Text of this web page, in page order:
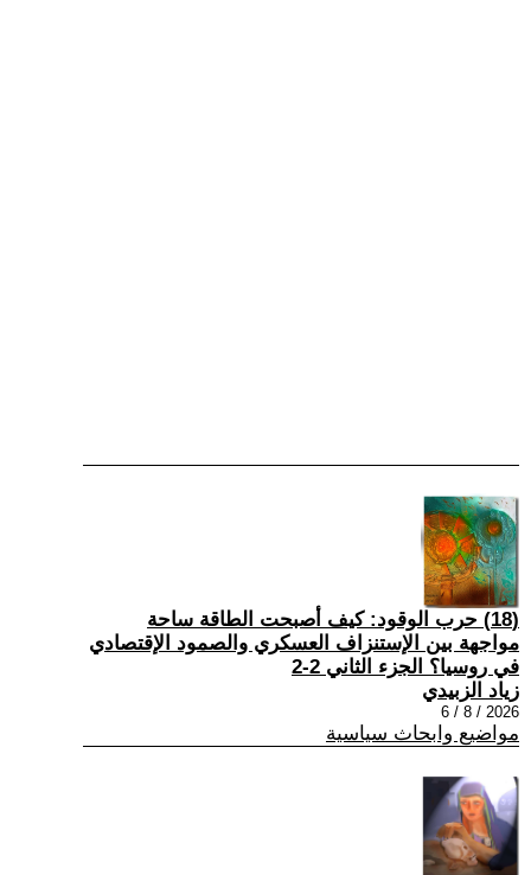
(18) حرب الوقود: كيف أصبحت الطاقة ساحة
مواجهة بين الإستنزاف العسكري والصمود الإقتصادي
في روسيا؟ الجزء الثاني 2-2
زياد الزبيدي
2026 / 8 / 6
مواضيع وابحاث سياسية